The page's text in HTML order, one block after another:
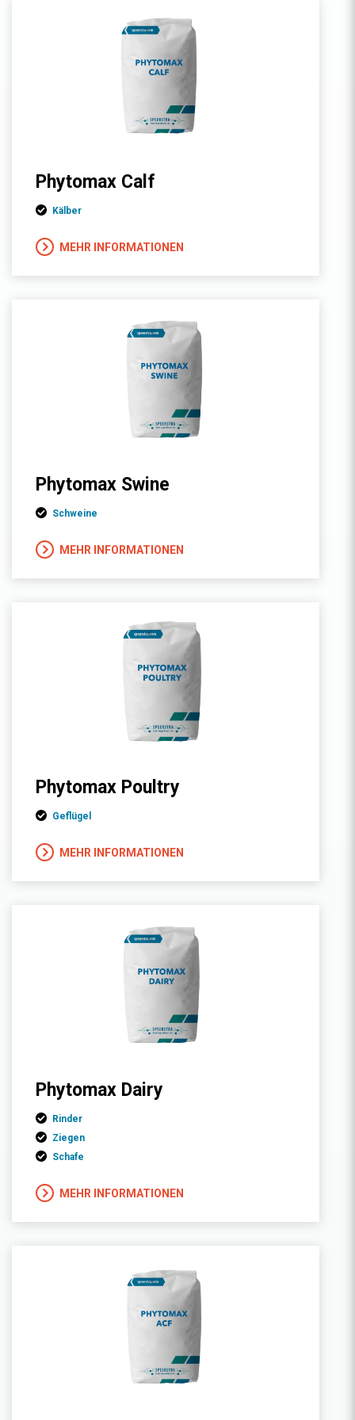
Phytomax Calf
Kälber
MEHR INFORMATIONEN
Phytomax Swine
Schweine
MEHR INFORMATIONEN
Phytomax Poultry
Geflügel
MEHR INFORMATIONEN
Phytomax Dairy
Rinder
Ziegen
Schafe
MEHR INFORMATIONEN